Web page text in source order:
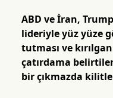
ABD ve İran,
lideriyle yüz yüze
tutması ve
çatırdama
bir çıkmazda